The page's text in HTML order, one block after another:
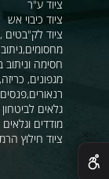
ציוד בטיחות בעבודה
המרכז לציוד עבודה
ציוד חילוץ ושעת חירום
ציוד כיבוי אש
ציוד לק"בטים ,שמירה
מחסומים,ניתוב קהל
חסימה וניתוב בתנועה
מגפונים, כריזה, הגברה
רנאורים,פנסים ותאורה
גלאים לביטחון ואבטחה